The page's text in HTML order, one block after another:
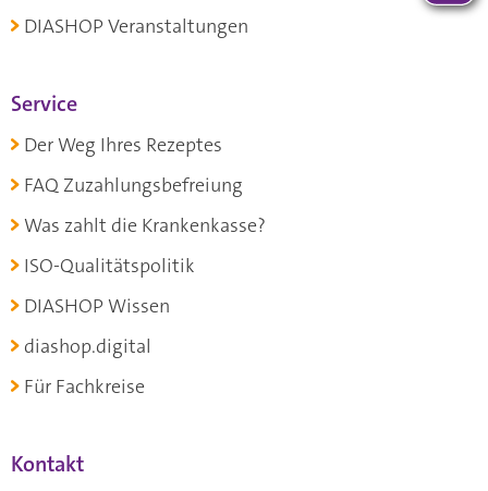
DIASHOP Veranstaltungen
Service
Der Weg Ihres Rezeptes
FAQ Zuzahlungsbefreiung
Was zahlt die Krankenkasse?
ISO-Qualitätspolitik
DIASHOP Wissen
diashop.digital
Für Fachkreise
Kontakt